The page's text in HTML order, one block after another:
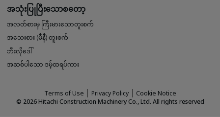
အသုံးပြုပြီးသောစတော့
အလတ်စားမှ ကြီးမားသောတူးစက်
အသေးစား (မီနီ) တူးစက်
ဘီးလိုဒေါ်
အဆစ်ပါသော ဒမ့်ထရပ်ကား
Terms of Use Privacy Policy
Cookie Notice
© 2026Hitachi Construction Machinery Co., Ltd. All rights reserved